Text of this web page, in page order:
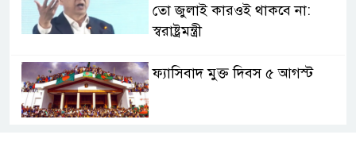
তো জুলাই কারওই থাকবে না:
স্বরাষ্ট্রমন্ত্রী
ফ্যাসিবাদ মুক্ত দিবস ৫ আগস্ট